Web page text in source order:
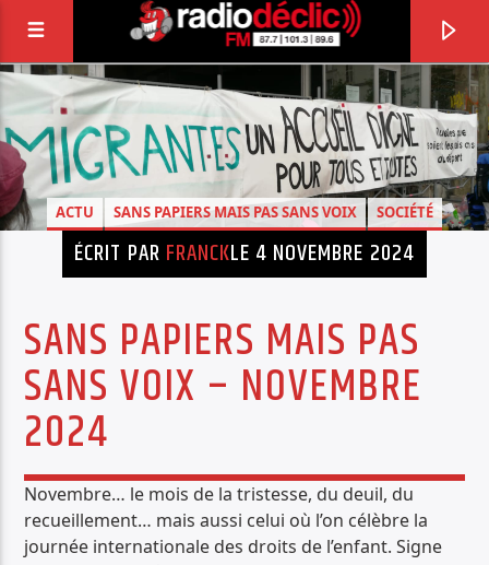
RADIO DÉCLIC
VOTRE RADIO ASSOCIATIVE EN TERRES DE
LORRAINE
PISTE ACTUELLE
IMPRESSIONS JAZZ
ACTU SANS PAPIERS MAIS PAS SANS VOIX SOCIÉTÉ
ÉCRIT PAR FRANCKLE 4 NOVEMBRE 2024
SANS PAPIERS MAIS PAS
SANS VOIX – NOVEMBRE
2024
Novembre… le mois de la tristesse, du deuil, du
recueillement… mais aussi celui où l’on célèbre la
journée internationale des droits de l’enfant. Signe